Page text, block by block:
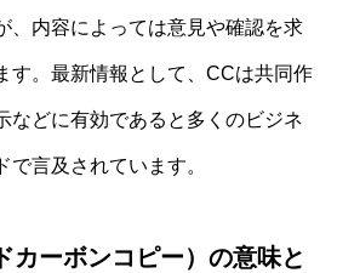
、内容によっては意見や確認を求
す。最新情報として、CCは共同作
などに有効であると多くのビジネ
で言及されています。
カーボンコピー）の意味と